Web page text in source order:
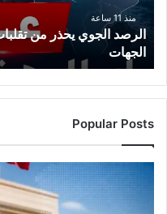
ورياح
قوية
بهذه
الجهات
منذ 11 ساعة
الرصد الجوي يحذر من
الجهات
Popular Posts